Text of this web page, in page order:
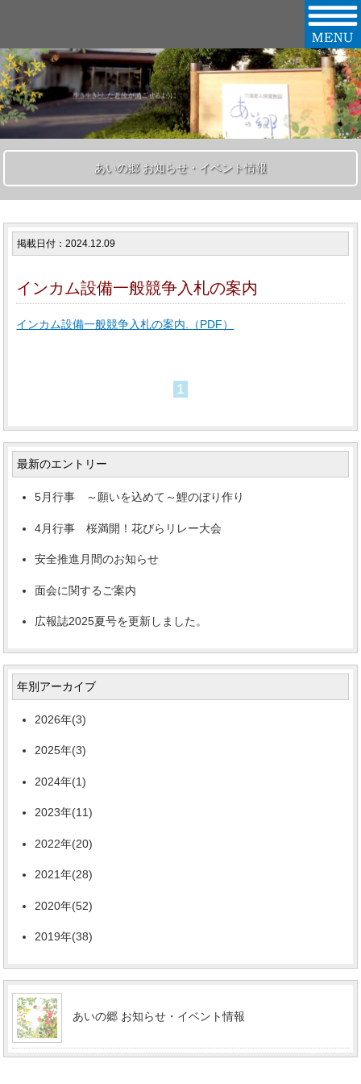
あいの郷 お知らせ・イベント情報
掲載日付：2024.12.09
インカム設備一般競争入札の案内
インカム設備一般競争入札の案内.（PDF）
1
最新のエントリー
5月行事 ～願いを込めて～鯉のぼり作り
4月行事 桜満開！花びらリレー大会
安全推進月間のお知らせ
面会に関するご案内
広報誌2025夏号を更新しました。
年別アーカイブ
2026年(3)
2025年(3)
2024年(1)
2023年(11)
2022年(20)
2021年(28)
2020年(52)
2019年(38)
あいの郷 お知らせ・イベント情報